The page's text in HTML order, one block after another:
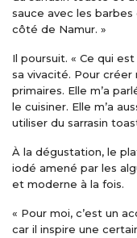
sauce avec les
côté de Namur. »
Il poursuit. « Ce qui
sa vivacité. Pour
primaires. Elle m’a
le cuisiner. Elle m’a
utiliser du sarrasin
À la dégustation, le
iodé amené par les
et moderne à la fois.
« Pour moi, c’est un
car il inspire une